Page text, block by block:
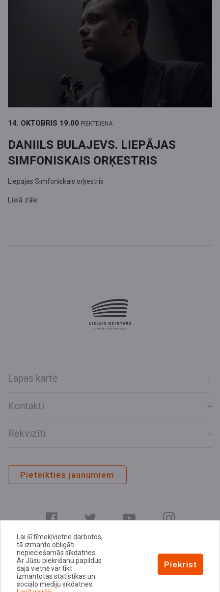
14. OKTOBRIS 19.00 PIEKTDIENA
DANIILS BULAJEVS. LIEPĀJAS
SIMFONISKAIS ORĶESTRIS
Liepājas Simfoniskais orķestris
Lielā zāle
Lapas karte
Kontakti
Rekvizīti
Pieteikties jaunumiem
E-adrese
Privātuma politika
Sīkdatņu politika
Lai šī tīmekļvietne darbotos,
tā izmanto obligāti
nepieciešamās sīkdatnes.
Ar Jūsu piekrišanu papildus
šajā vietnē var tikt
izmantotas statistikas un
sociālo mediju sīkdatnes.
Piekrist